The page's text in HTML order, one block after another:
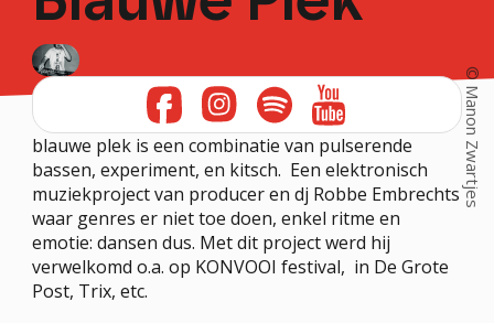
Home
Agenda
Helden in het Park
Herbakkersfestival
PRAKTISCH
OVER N9
© Manon Zwartjes
blauwe plek is een combinatie van pulserende
bassen, experiment, en kitsch.  Een elektronisch
muziekproject van producer en dj Robbe Embrechts
waar genres er niet toe doen, enkel ritme en
emotie: dansen dus. Met dit project werd hij
verwelkomd o.a. op KONVOOI festival,  in De Grote
Post, Trix, etc.